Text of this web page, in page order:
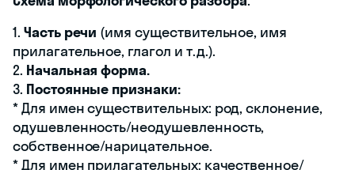
1. Часть речи (имя существительное, имя
прилагательное, глагол и т.д.).
2. Начальная форма.
3. Постоянные признаки:
* Для имен существительных: род, склонение,
одушевленность/неодушевленность,
собственное/нарицательное.
* Для имен прилагательных: качественное/